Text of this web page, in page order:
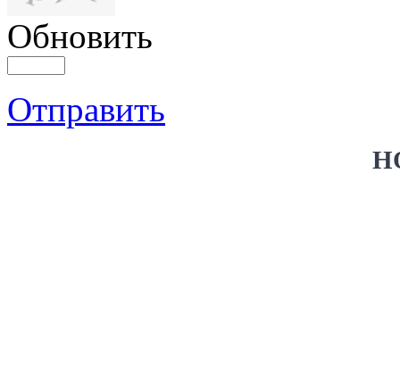
Обновить
Отправить